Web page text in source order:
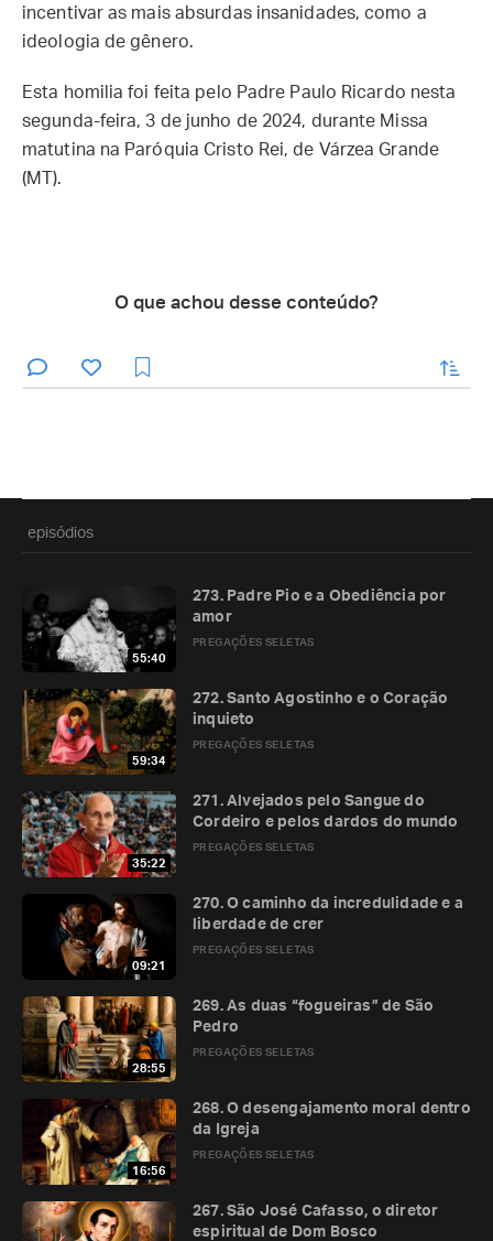
incentivar as mais absurdas insanidades, como a
ideologia de gênero.
Esta homilia foi feita pelo Padre Paulo Ricardo nesta
segunda-feira, 3 de junho de 2024, durante Missa
matutina na Paróquia Cristo Rei, de Várzea Grande
(MT).
O que achou desse conteúdo?
enviar
episódios
55:40
PREGAÇÕES SELETAS
273. Padre Pio e a Obediência por
amor
59:34
PREGAÇÕES SELETAS
272. Santo Agostinho e o Coração
inquieto
35:22
PREGAÇÕES SELETAS
271. Alvejados pelo Sangue do
Cordeiro e pelos dardos do mundo
09:21
PREGAÇÕES SELETAS
270. O caminho da incredulidade e a
liberdade de crer
28:55
PREGAÇÕES SELETAS
269. As duas “fogueiras” de São
Pedro
16:56
PREGAÇÕES SELETAS
268. O desengajamento moral dentro
da Igreja
267. São José Cafasso, o diretor
espiritual de Dom Bosco